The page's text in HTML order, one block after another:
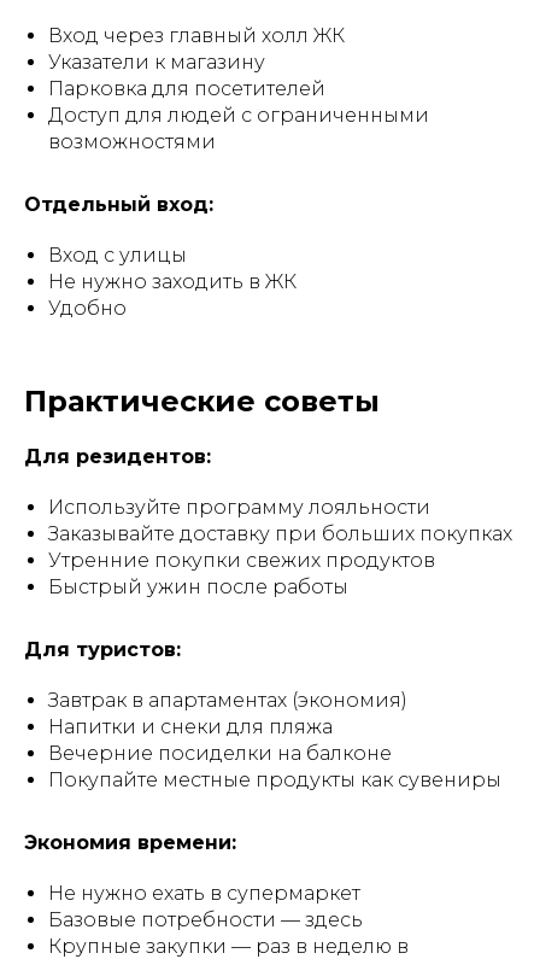
Вход через главный холл ЖК
Указатели к магазину
Парковка для посетителей
Доступ для людей с ограниченными
возможностями
Отдельный вход:
Вход с улицы
Не нужно заходить в ЖК
Удобно
Практические советы
Для резидентов:
Используйте программу лояльности
Заказывайте доставку при больших покупках
Утренние покупки свежих продуктов
Быстрый ужин после работы
Для туристов:
Завтрак в апартаментах (экономия)
Напитки и снеки для пляжа
Вечерние посиделки на балконе
Покупайте местные продукты как сувениры
Экономия времени:
Не нужно ехать в супермаркет
Базовые потребности — здесь
Крупные закупки — раз в неделю в